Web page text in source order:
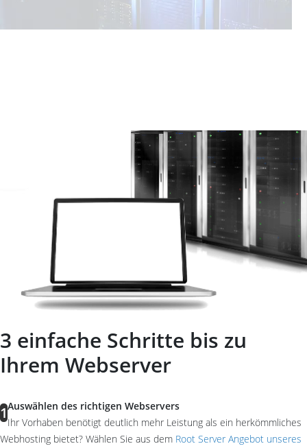
3 einfache Schritte bis zu
Ihrem Webserver
1Auswählen des richtigen Webservers
Ihr Vorhaben benötigt deutlich mehr Leistung als ein herkömmliches
Webhosting bietet? Wählen Sie aus dem Root Server Angebot unseres